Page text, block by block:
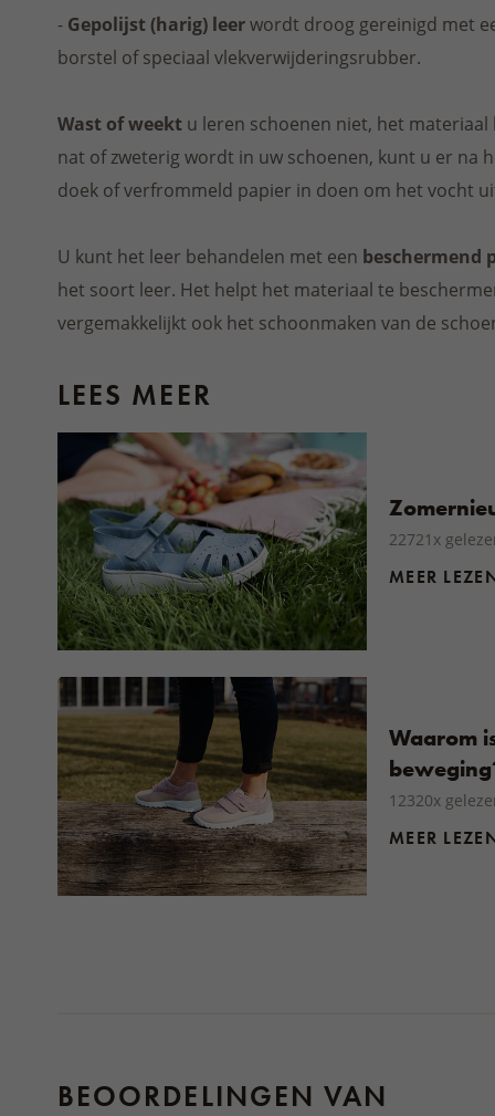
- Gepolijst (harig) leerwordt droog gereinigd met
borstel of speciaal vlekverwijderingsrubber.
Wast of weekt u leren schoenen niet, het materiaal
nat of zweterig wordt in uw schoenen, kunt u er na
doek of verfrommeld papier in doen om het vocht
U kunt het leer behandelen met een beschermend
het soort leer. Het helpt het materiaal te
vergemakkelijkt ook het schoonmaken van de
LEES MEER
22721x
MEER
Waarom
12320x
MEER
BEOORDELINGEN VAN